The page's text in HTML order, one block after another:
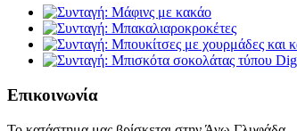
Επικοινωνία